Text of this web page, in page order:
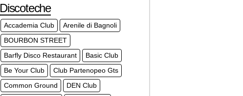
Discoteche
Accademia Club
Arenile di Bagnoli
BOURBON STREET
Barfly Disco Restaurant
Basic Club
Be Your Club
Club Partenopeo Gts
Common Ground
DEN Club